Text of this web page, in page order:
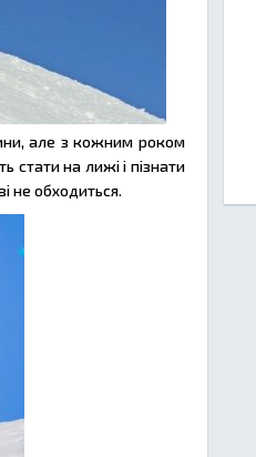
але з кожним роком
стати на лижі і пізнати
не обходиться.